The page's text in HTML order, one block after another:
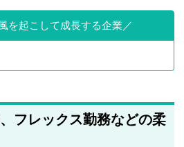
を起こして成長する企業
フレックス勤務などの柔